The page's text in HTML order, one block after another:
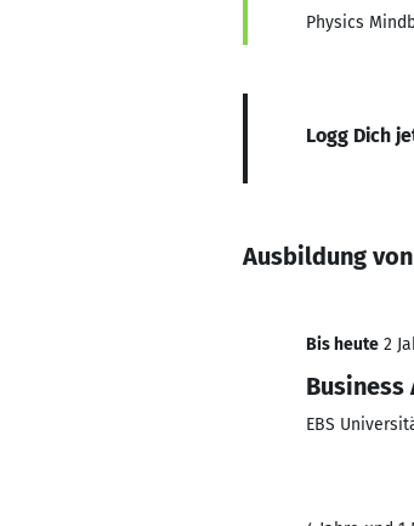
Physics
Logg Dich
Ausbildung
Bis heute 2
EBS